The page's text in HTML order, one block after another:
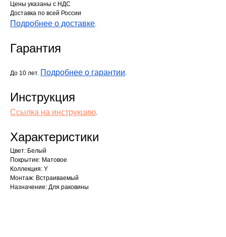
Цены указаны с НДС
Доставка по всей России
Подробнее о доставке.
Гарантия
До 10 лет. Подробнее о гарантии.
Инструкция
Ссылка на инструкцию.
Характеристики
Цвет: Белый
Покрытие: Матовое
Коллекция: Y
Монтаж: Встраиваемый
Назначение: Для раковины